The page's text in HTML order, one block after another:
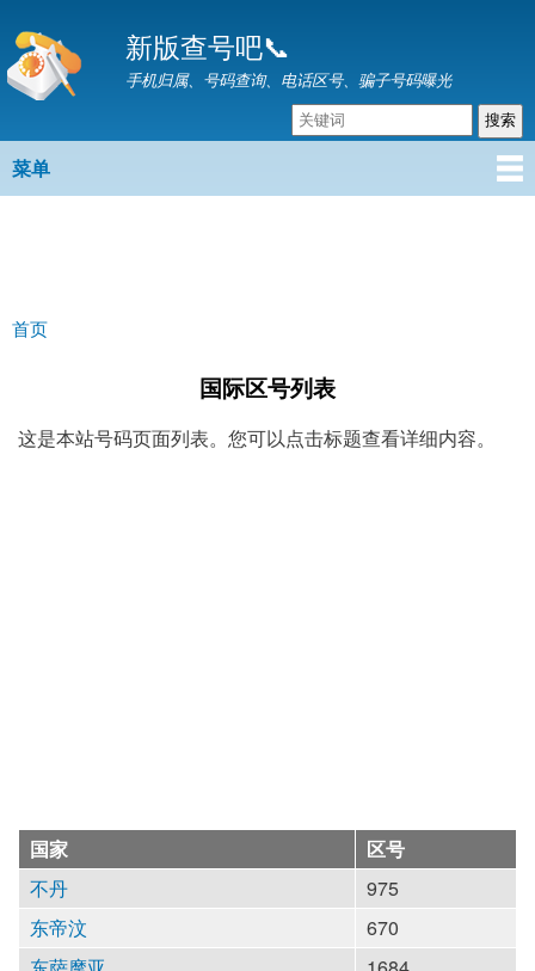
转
到
要
容
新版查号吧📞
手机归属、号码查询、电话区号、骗子号码曝光
主菜单
菜单
你在这里
首页
国际区号列表
这是本站号码页面列表。您可以点击标题查看详细内容。
国家
区号
不丹
975
东帝汶
670